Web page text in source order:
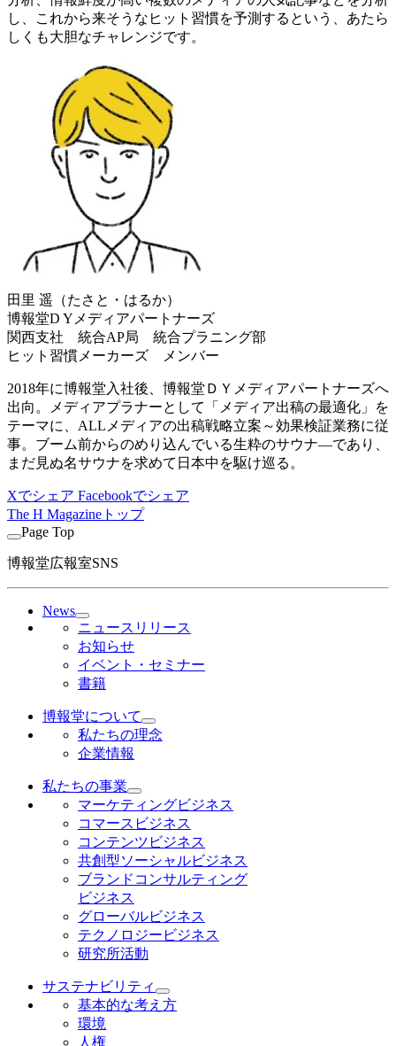
し、これから来そうなヒット習慣を予測するという、あたら
しくも大胆なチャレンジです。
田里 遥（たさと・はるか）
博報堂D Yメディアパートナーズ
関西支社 統合AP局 統合プラニング部
ヒット習慣メーカーズ メンバー
2018年に博報堂入社後、博報堂ＤＹメディアパートナーズへ
出向。メディアプラナーとして「メディア出稿の最適化」を
テーマに、ALLメディアの出稿戦略立案～効果検証業務に従
事。ブーム前からのめり込んでいる生粋のサウナ―であり、
まだ見ぬ名サウナを求めて日本中を駆け巡る。
Xでシェア Facebookでシェア
The H Magazineトップ
Page Top
博報堂広報室SNS
News
ニュースリリース
お知らせ
イベント・セミナー
書籍
博報堂について
私たちの理念
企業情報
私たちの事業
マーケティングビジネス
コマースビジネス
コンテンツビジネス
共創型ソーシャルビジネス
ブランドコンサルティング
ビジネス
グローバルビジネス
テクノロジービジネス
研究所活動
サステナビリティ
基本的な考え方
環境
人権